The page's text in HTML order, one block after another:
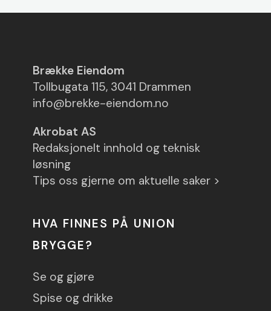
Brække Eiendom
Tollbugata 115, 3041 Drammen
info@brekke-eiendom.no
Akrobat AS
Redaksjonelt innhold og teknisk
løsning
Tips oss gjerne om aktuelle saker >
HVA FINNES PÅ UNION
BRYGGE?
Se og gjøre
Spise og drikke